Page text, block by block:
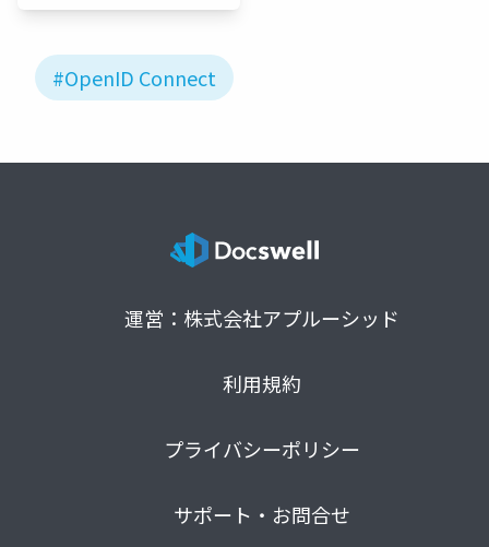
#OpenID Connect
運営：株式会社アプルーシッド
利用規約
プライバシーポリシー
サポート・お問合せ